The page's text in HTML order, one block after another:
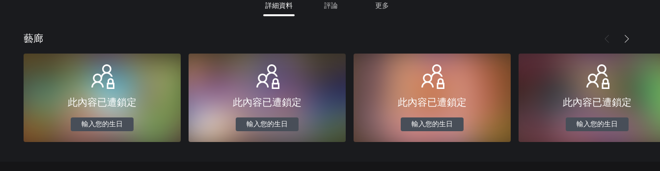
詳細資料 評論 更多
藝廊
此內容已遭鎖定
輸入您的生日
此內容已遭鎖定
輸入您的生日
此內容已遭鎖定
輸入您的生日
此內容已遭鎖定
輸入您的生日